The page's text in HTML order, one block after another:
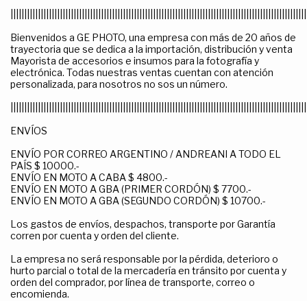
Bienvenidos a GE PHOTO, una empresa con más de 20 años de
trayectoria que se dedica a la importación, distribución y venta
Mayorista de accesorios e insumos para la fotografía y
electrónica. Todas nuestras ventas cuentan con atención
personalizada, para nosotros no sos un número.
ENVÍOS
ENVÍO POR CORREO ARGENTINO / ANDREANI A TODO EL
PAÍS $ 10000.-
ENVÍO EN MOTO A CABA $ 4800.-
ENVÍO EN MOTO A GBA (PRIMER CORDÓN) $ 7700.-
ENVÍO EN MOTO A GBA (SEGUNDO CORDÓN) $ 10700.-
Los gastos de envíos, despachos, transporte por Garantía
corren por cuenta y orden del cliente.
La empresa no será responsable por la pérdida, deterioro o
hurto parcial o total de la mercadería en tránsito por cuenta y
orden del comprador, por línea de transporte, correo o
encomienda.